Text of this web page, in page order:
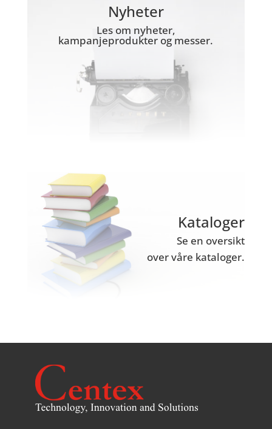
Nyheter
Les om nyheter,
kampanjeprodukter og messer.
Kataloger
Se en oversikt
over våre kataloger.